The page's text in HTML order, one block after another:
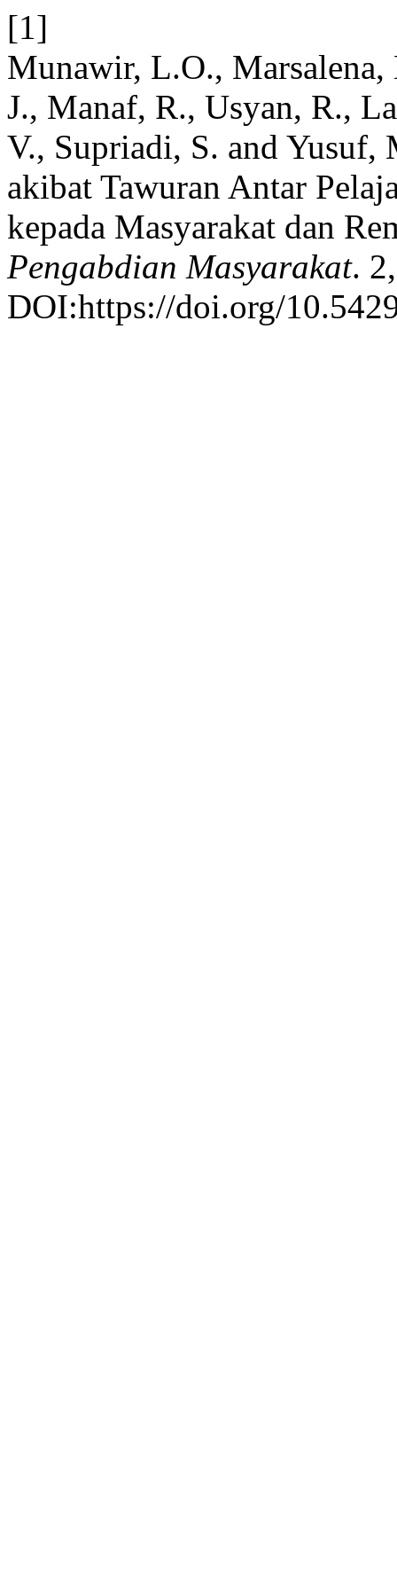
[1]
Munawir, L.O.,
J., Manaf, R., Usyan, R.,
V., Supriadi, S. and Yusuf,
akibat Tawuran Antar
kepada Masyarakat dan
Pengabdian Masyarakat.
DOI:https://doi.org/